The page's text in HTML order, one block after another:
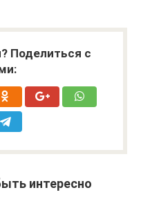
Поделиться с
интересно